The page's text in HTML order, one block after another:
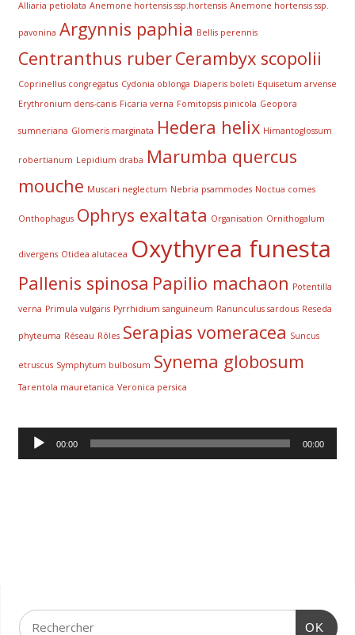
Alliaria petiolata Anemone hortensis ssp.hortensis Anemone hortensis ssp.
pavonina Argynnis paphia Bellis perennis
Centranthus ruberCerambyx scopolii
Coprinellus congregatus Cydonia oblonga Diaperis boleti Equisetum arvense
Erythronium dens-canis Ficaria verna Fomitopsis pinicola Geopora
sumneriana Glomeris marginata Hedera helix Himantoglossum
robertianum Lepidium draba Marumba quercus
mouche Muscari neglectum Nebria psammodes Noctua comes
Onthophagus Ophrys exaltata Organisation Ornithogalum
divergens Otidea alutacea Oxythyrea funesta
Pallenis spinosa Papilio machaon Potentilla
verna Primula vulgaris Pyrrhidium sanguineum Ranunculus sardous Reseda
phyteuma Réseau Rôles Serapias vomeracea Suncus
etruscus Symphytum bulbosum Synema globosum
Tarentola mauretanica Veronica persica
Lecteur
audio
00:00 00:00
OK